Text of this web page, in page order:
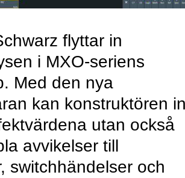
flyttar in
i MXO-seriens
Med den nya
kan konstruktören
utan också
avvikelser till
switchhändelser och